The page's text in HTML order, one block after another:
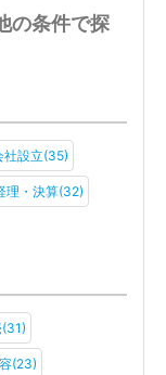
の条件で探
社設立(35)
理・決算(32)
(23)